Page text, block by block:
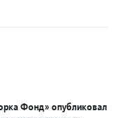
Фонд» опубликовал